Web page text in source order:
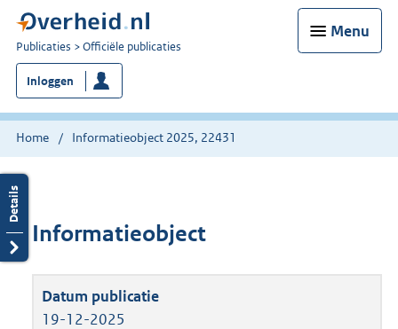
Menu
U
bent
nu
hier:
Publicaties Officiële publicaties
Inloggen
Home Informatieobject 2025, 22431
Informatieobject
19-12-2025